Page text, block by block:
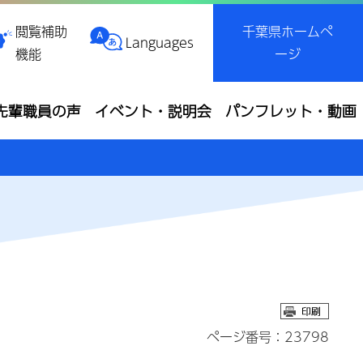
閲覧補助
機能
Languages
千葉県ホームペ
ージ
輩職員の声 イベント・説明会 パンフレット・動画
ページ番号：23798